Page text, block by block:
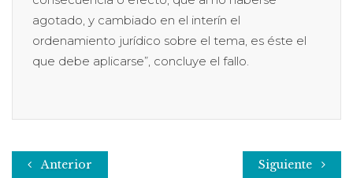
agotado, y cambiado en el interín el
ordenamiento jurídico sobre el tema, es éste el
que debe aplicarse”, concluye el fallo.
Anterior Siguiente